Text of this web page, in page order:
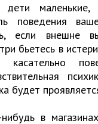
маленькие,
поведения
если внешне
бьетесь в
касательно
будет
в